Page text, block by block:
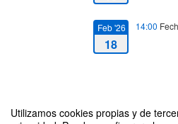
Utilizamos cookies propias y de
Feb '26
18
14:00